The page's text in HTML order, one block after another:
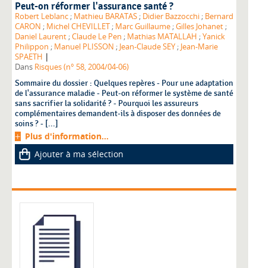
Peut-on réformer l'assurance santé ?
Robert Leblanc ; Mathieu BARATAS ; Didier Bazzocchi ; Bernard
CARON ; Michel CHEVILLET ; Marc Guillaume ;Gilles Johanet ;
Daniel Laurent ;Claude Le Pen ; Mathias MATALLAH ;Yanick
Philippon ; Manuel PLISSON ; Jean-Claude SEY ; Jean-Marie
SPAETH |
Dans Risques (n° 58, 2004/04-06)
Sommaire du dossier : Quelques repères - Pour une adaptation
de l'assurance maladie - Peut-on réformer le système de santé
sans sacrifier la solidarité ? - Pourquoi les assureurs
complémentaires demandent-ils à disposer des données de
soins ? - [...]
Plus d'information...
Ajouter à ma sélection